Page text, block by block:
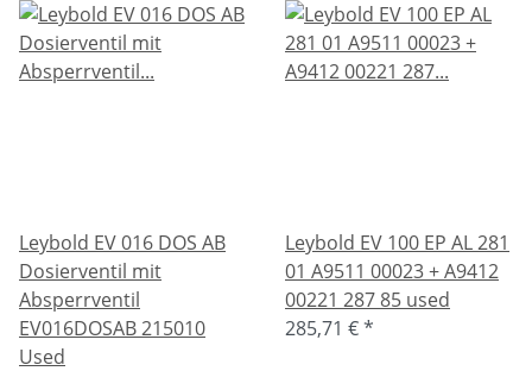
Leybold EV 016 DOS AB
Dosierventil mit
Absperrventil
EV016DOSAB 215010
Used
Leybold EV 100 EP AL 281
01 A9511 00023 + A9412
00221 287 85 used
285,71 €*